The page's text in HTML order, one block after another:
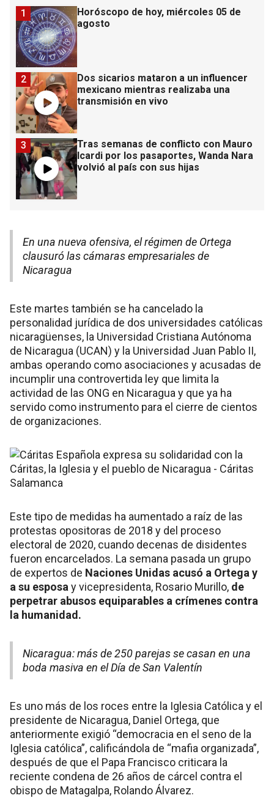
Horóscopo de hoy, miércoles 05 de
agosto
1
Dos sicarios mataron a un influencer
mexicano mientras realizaba una
transmisión en vivo
2
Tras semanas de conflicto con Mauro
Icardi por los pasaportes, Wanda Nara
volvió al país con sus hijas
3
En una nueva ofensiva, el régimen de Ortega
clausuró las cámaras empresariales de
Nicaragua
Este martes también se ha cancelado la
personalidad jurídica de dos universidades católicas
nicaragüenses, la Universidad Cristiana Autónoma
de Nicaragua (UCAN) y la Universidad Juan Pablo II,
ambas operando como asociaciones y acusadas de
incumplir una controvertida ley que limita la
actividad de las ONG en Nicaragua y que ya ha
servido como instrumento para el cierre de cientos
de organizaciones.
Este tipo de medidas ha aumentado a raíz de las
protestas opositoras de 2018 y del proceso
electoral de 2020, cuando decenas de disidentes
fueron encarcelados. La semana pasada un grupo
de expertos de Naciones Unidas acusó a Ortega y
a su esposay vicepresidenta, Rosario Murillo, de
perpetrar abusos equiparables a crímenes contra
la humanidad.
Nicaragua: más de 250 parejas se casan en una
boda masiva en el Día de San Valentín
Es uno más de los roces entre la Iglesia Católica y el
presidente de Nicaragua, Daniel Ortega, que
anteriormente exigió “democracia en el seno de la
Iglesia católica”, calificándola de “mafia organizada”,
después de que el Papa Francisco criticara la
reciente condena de 26 años de cárcel contra el
obispo de Matagalpa, Rolando Álvarez.